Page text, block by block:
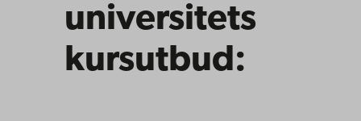
universitets
kursutbud: